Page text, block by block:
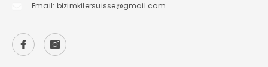
Email: bizimkilersuisse@gmail.com